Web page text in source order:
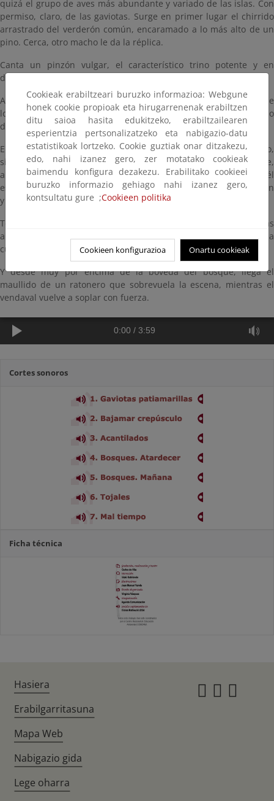
quizá el grupo de aves más abundante y variado de las islas. Con
permiso, claro, de las gaviotas. Surge en primer lugar el chirrido
arrastrado del verderón común, encaramado a lo más alto de un
pino. Cerca, otro macho le da la réplica.
Canta un pinzón vulgar, el característico trino potente y en
descenso.
Al tiempo, desde el fondo llega el parloteo incesante, metálico, de
los verdecillos, similar a la sacudida de un manojo de llaves. Uno
de ellos pasa a primer término.
Entre tanto trino no cuesta mucho apreciar el silbido agudo,
sibilante, de los reyezuelos listados, unos pájaros diminutos que,
a pesar de todo, dejan oír su voz a gran distancia. Junto a él
escuchamos la secuencia rítmica y repetitiva del carbonero común
y la del garrapinos.
Todo lo anterior tenía lugar en las copas de los árboles. Más
abajo, a cubierto en la maraña del suelo, canta y reclama una
curruca capirotada.
Y desde muy por encima de la bóveda del bosque, llega el
maullido de un ratonero que sobrevuela la escena, mientras el
vendaval vuelve a soplar con fuerza.
0:00 / 3:59
Cortes sonoros
Ficha técnica
Cookieak erabiltzeari buruzko informazioa: Webgune
honek cookie propioak eta hirugarrenenak erabiltzen
ditu saioa hasita edukitzeko, erabiltzailearen
esperientzia pertsonalizatzeko eta nabigazio-datu
estatistikoak lortzeko. Cookie guztiak onar ditzakezu,
edo, nahi izanez gero, zer motatako cookieak
baimendu konfigura dezakezu. Erabilitako cookieei
buruzko informazio gehiago nahi izanez gero,
kontsultatu gure ;Cookieen politika
Cookieen konfigurazioa Onartu cookieak
Hasiera
Erabilgarritasuna
Mapa Web
Nabigazio gida
Lege oharra